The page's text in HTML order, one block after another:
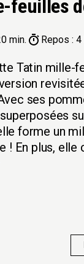
feuilles
min. Repos : 4
Tatin mille-
ses
forme un
! En plus, elle